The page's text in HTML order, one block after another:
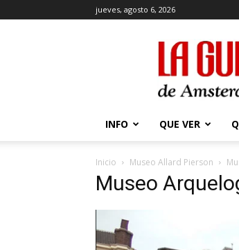
jueves, agosto 6, 2026
La
Guía
de
INFO QUE VER
Inicio Museo Allard Pierson
Museo